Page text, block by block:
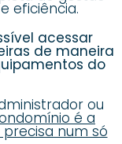
eficiência.
acessar
de maneira
do
ou
é a
num só